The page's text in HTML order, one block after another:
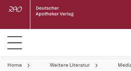
Home Weitere Literatur